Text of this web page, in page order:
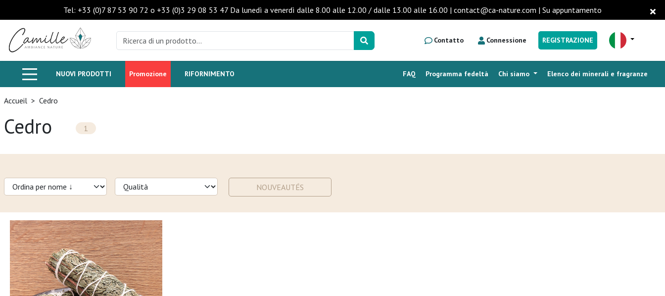
Tel: +33 (0)7 87 53 90 72 o +33 (0)3 29 08 53 47 Da lunedì a venerdì dalle 8.00 alle 12.00 / dalle 13.00 alle 16.00 | contact@ca-nature.com | Su appuntamento
Contatto Connessione REGISTRAZIONE
NUOVI PRODOTTI Promozione RIFORNIMENTO Elenco dei minerali e fragranze
Chi siamo
Programma fedeltà
FAQ
Accueil > Cedro
Cedro 1
NOUVEAUTÉS